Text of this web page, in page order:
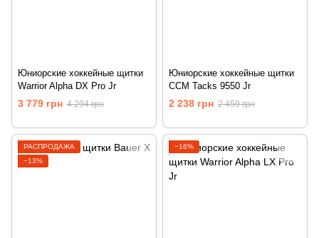
Юниорские хоккейные щитки
Warrior Alpha DX Pro Jr
3 779 грн 4 294 грн
Юниорские хоккейные щитки
CCM Tacks 9550 Jr
2 238 грн 2 459 грн
РАСПРОДАЖА
−13%
−16%